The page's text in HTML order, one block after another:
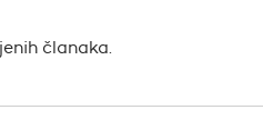
članaka.